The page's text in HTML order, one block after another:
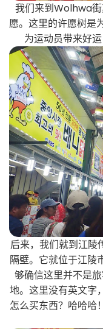
我们来到Wolhwa
愿。这里的许愿树是
为运动员带来好
后来，我们就到江
隔壁。它就位于江陵
够确信这里并不是
地。这里没有英文字
怎么买东西？哈哈哈